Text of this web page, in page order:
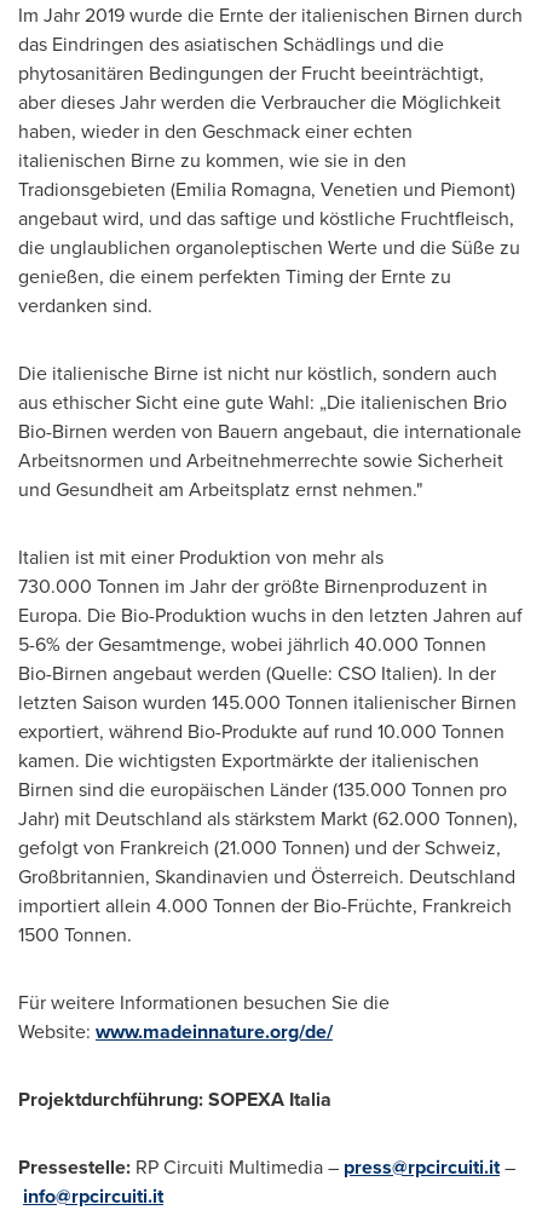
Im Jahr2019 wurde die Ernte der italienischen Birnen durch
das Eindringen des asiatischen Schädlings und die
phytosanitären Bedingungen der Frucht beeinträchtigt,
aber dieses Jahr werden die Verbraucher die Möglichkeit
haben, wieder in den Geschmack einer echten
italienischen Birne zu kommen, wie sie in den
Tradionsgebieten (Emilia Romagna, Venetien und Piemont)
angebaut wird, und das saftige und köstliche Fruchtfleisch,
die unglaublichen organoleptischen Werte und die Süße zu
genießen, die einem perfekten Timing der Ernte zu
verdanken sind.
Die italienische Birne ist nicht nur köstlich, sondern auch
aus ethischer Sicht eine gute Wahl: „Die italienischen Brio
Bio-Birnen werden von Bauern angebaut, die internationale
Arbeitsnormen und Arbeitnehmerrechte sowie Sicherheit
und Gesundheit am Arbeitsplatz ernst nehmen."
Italien ist mit einer Produktion von mehr als
730.000 Tonnen im Jahr dergrößte Birnenproduzent in
Europa. Die Bio-Produktion wuchs in den letzten Jahren auf
5-6% der Gesamtmenge, wobei jährlich 40.000 Tonnen
Bio-Birnen angebaut werden (Quelle: CSO Italien). In der
letzten Saison wurden 145.000 Tonnen italienischer Birnen
exportiert, während Bio-Produkte auf rund 10.000 Tonnen
kamen. Die wichtigsten Exportmärkte der italienischen
Birnen sind die europäischen Länder (135.000 Tonnen pro
Jahr) mit Deutschland als stärkstem Markt (62.000 Tonnen),
gefolgt von Frankreich (21.000 Tonnen) und der Schweiz,
Großbritannien, Skandinavien und Österreich. Deutschland
importiert allein 4.000 Tonnen der Bio-Früchte, Frankreich
1500 Tonnen.
Für weitere Informationen besuchen Sie die
Website: www.madeinnature.org/de/
Projektdurchführung: SOPEXA Italia
Pressestelle: RP Circuiti Multimedia – press@rpcircuiti.it–
info@rpcircuiti.it